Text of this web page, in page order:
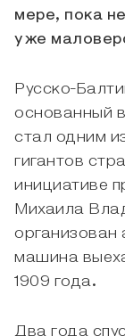
мере, пока
уже
Русско-
основанный
стал одним
гигантов
инициативе
Михаила
организован
машина
1909 года.
Два года